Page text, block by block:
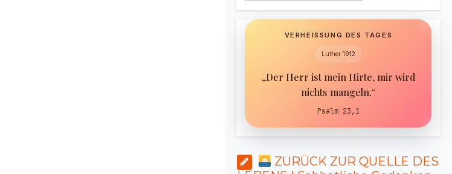
VERHEISSUNG DES TAGES
Luther 1912
„Der Herr ist mein Hirte, mir wird
nichts mangeln.“
Psalm 23,1
ZURÜCK ZUR QUELLE DES